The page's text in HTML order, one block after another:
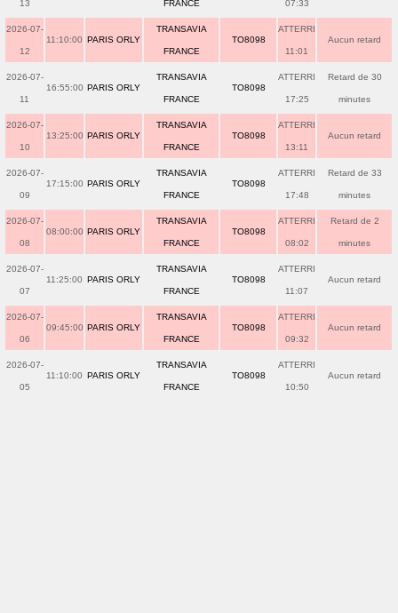
13 FRANCE 07:33
2026-07-
12
11:10:00 PARIS ORLY
TRANSAVIA
FRANCE
TO8098
ATTERRI
11:01
Aucun retard
2026-07-
11
16:55:00 PARIS ORLY
TRANSAVIA
FRANCE
TO8098
ATTERRI
17:25
Retard de 30
minutes
2026-07-
10
13:25:00 PARIS ORLY
TRANSAVIA
FRANCE
TO8098
ATTERRI
13:11
Aucun retard
2026-07-
09
17:15:00 PARIS ORLY
TRANSAVIA
FRANCE
TO8098
ATTERRI
17:48
Retard de 33
minutes
2026-07-
08
08:00:00 PARIS ORLY
TRANSAVIA
FRANCE
TO8098
ATTERRI
08:02
Retard de 2
minutes
2026-07-
07
11:25:00 PARIS ORLY
TRANSAVIA
FRANCE
TO8098
ATTERRI
11:07
Aucun retard
2026-07-
06
09:45:00 PARIS ORLY
TRANSAVIA
FRANCE
TO8098
ATTERRI
09:32
Aucun retard
2026-07-
05
11:10:00 PARIS ORLY
TRANSAVIA
FRANCE
TO8098
ATTERRI
10:50
Aucun retard